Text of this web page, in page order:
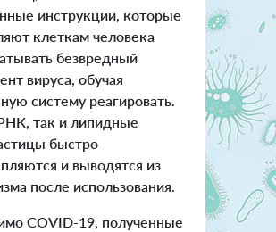
инструкции, которые
клеткам человека
безвредный
вируса, обучая
систему реагировать.
так и липидные
быстро
и выводятся из
после использования.
COVID-19, полученные